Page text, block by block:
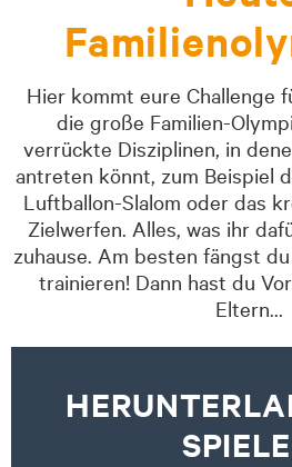
Hier kommt eure Challenge
die große Familien-
verrückte Disziplinen, in
antreten könnt, zum Beispiel
Luftballon-Slalom oder das
Zielwerfen. Alles, was ihr
zuhause. Am besten fängst
trainieren! Dann hast du
Eltern…